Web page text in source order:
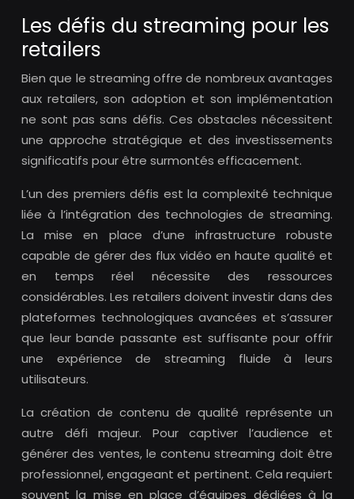
Les défis du streaming pour les
retailers
Bien que le streaming offre de nombreux avantages
aux retailers, son adoption et son implémentation
ne sont pas sans défis. Ces obstacles nécessitent
une approche stratégique et des investissements
significatifs pour être surmontés efficacement.
L’un des premiers défis est la complexité technique
liée à l’intégration des technologies de streaming.
La mise en place d’une infrastructure robuste
capable de gérer des flux vidéo en haute qualité et
en temps réel nécessite des ressources
considérables. Les retailers doivent investir dans des
plateformes technologiques avancées et s’assurer
que leur bande passante est suffisante pour offrir
une expérience de streaming fluide à leurs
utilisateurs.
La création de contenu de qualité représente un
autre défi majeur. Pour captiver l’audience et
générer des ventes, le contenu streaming doit être
professionnel, engageant et pertinent. Cela requiert
souvent la mise en place d’équipes dédiées à la